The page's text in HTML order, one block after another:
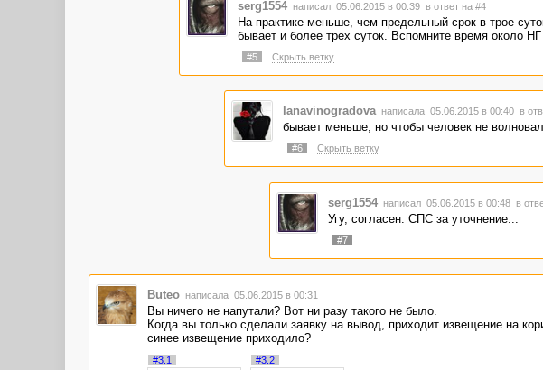
serg1554 написал 05.06.2015 в 00:39 в ответ на #4
На практике меньше, чем предельный срок в трое
бывает и более трех суток. Вспомните время около
#5 Скрыть ветку
lanavinogradova написала 05.06.2015 в 00:40 в
бывает меньше, но чтобы человек не
#6 Скрыть ветку
serg1554 написал 05.06.2015 в 00:48 в
Угу, согласен. СПС за уточнение...
#7
Buteo написала 05.06.2015 в 00:31
Вы ничего не напутали? Вот ни разу такого не было.
Когда вы только сделали заявку на вывод, приходит извещение на
синее извещение приходило?
#3.1 #3.2